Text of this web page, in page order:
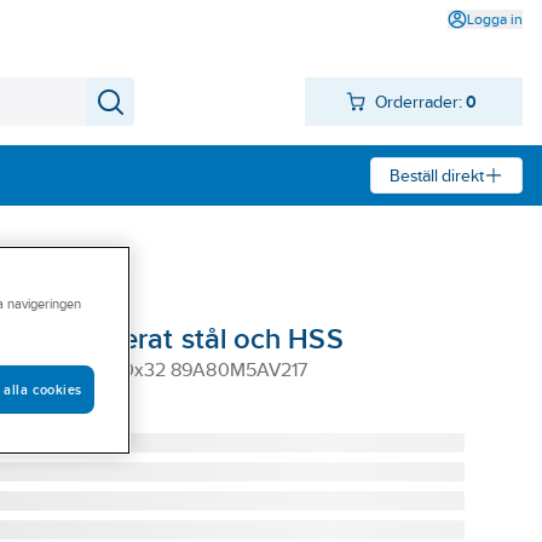
Logga in
Orderrader: 0
Beställ direkt
höglererat stål och HSS
1 125x20x32 89A80M5AV217
navigeringen
alla cookies